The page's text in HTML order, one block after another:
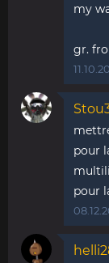
my
gr.
pour
pour